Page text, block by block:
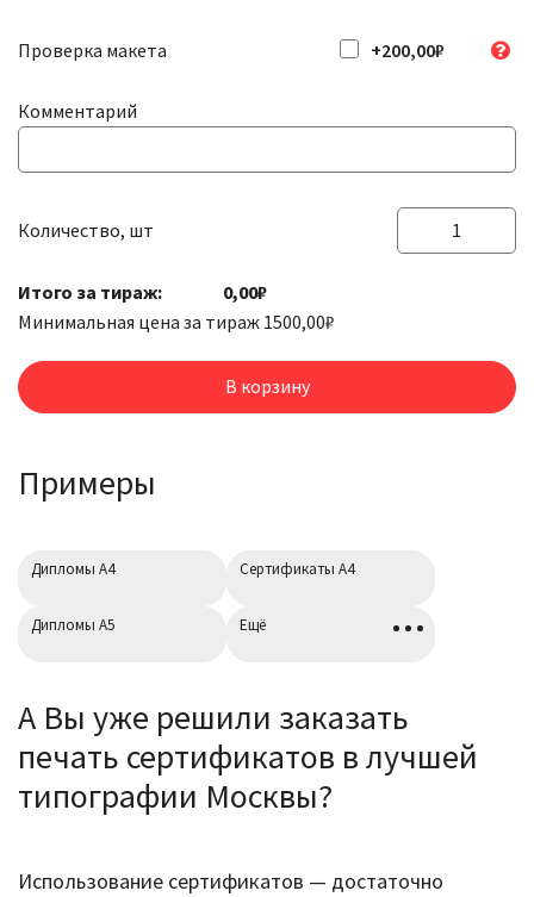
Проверка макета +200,00₽
Комментарий
Количество, шт
Количество
Дипломы
/
Сертификаты
Итого за тираж:
0,00₽
Минимальная цена за тираж 1500,00₽
В корзину
Примеры
Дипломы А4 Cертификаты А4
Дипломы А5 Ещё
А Вы уже решили заказать
печать сертификатов в лучшей
типографии Москвы?
Использование сертификатов — достаточно